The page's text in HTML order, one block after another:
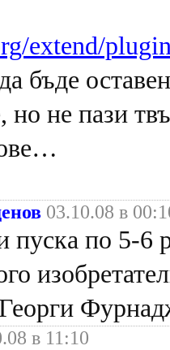
extend/
бъде
но не пази
03.10.08 в
пуска по 5-6
в 11:10